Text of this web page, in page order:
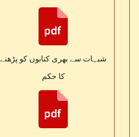
شبہات سے بھری کتابوں کو پڑھنے
کا حکم